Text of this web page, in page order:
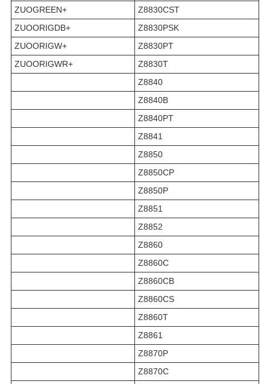
ZUOGREEN+
Z8830CST
ZUOORIGDB+
Z8830PSK
ZUOORIGW+
Z8830PT
ZUOORIGWR+
Z8830T
Z8840
Z8840B
Z8840PT
Z8841
Z8850
Z8850CP
Z8850P
Z8851
Z8852
Z8860
Z8860C
Z8860CB
Z8860CS
Z8860T
Z8861
Z8870P
Z8870C